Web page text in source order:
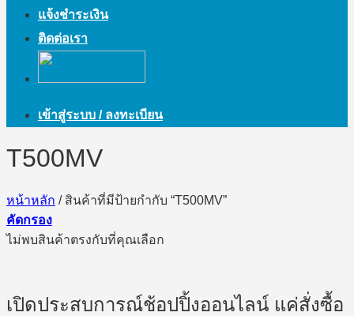
แจ้งชำระเงิน
ติดต่อเรา
เข้าสู่ระบบ / ลงทะเบียน
T500MV
หน้าหลัก /สินค้าที่มีป้ายกำกับ “T500MV”
คัดกรอง
ไม่พบสินค้าตรงกับที่คุณเลือก
เปิดประสบการณ์ช้อปปิ้งออนไลน์ แค่สั่งซื้อ